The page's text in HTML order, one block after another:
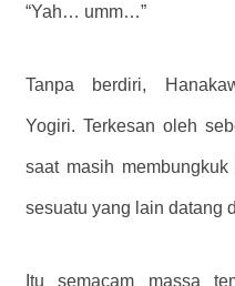
“Yah… umm…”
Tanpa berdiri,
Yogiri. Terkesan oleh
saat masih
sesuatu yang lain datang
Itu semacam massa